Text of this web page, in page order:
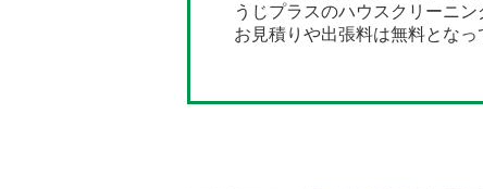
うじプラスのハウスクリーニン
お見積りや出張料は無料とな